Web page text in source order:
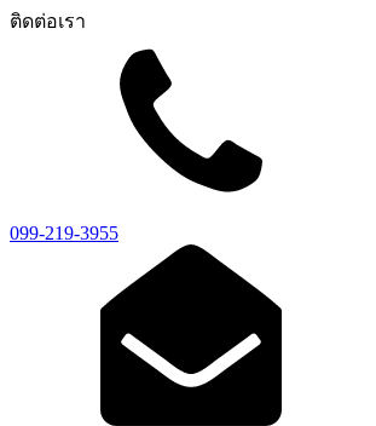
ติดต่อเรา
099-219-3955